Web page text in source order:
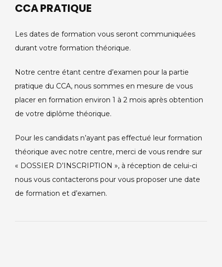
CCA PRATIQUE
Les dates de formation vous seront communiquées
durant votre formation théorique.
Notre centre étant centre d’examen pour la partie
pratique du CCA, nous sommes en mesure de vous
placer en formation environ 1 à 2 mois après obtention
de votre diplôme théorique.
Pour les candidats n’ayant pas effectué leur formation
théorique avec notre centre, merci de vous rendre sur
« DOSSIER D’INSCRIPTION », à réception de celui-ci
nous vous contacterons pour vous proposer une date
de formation et d’examen.